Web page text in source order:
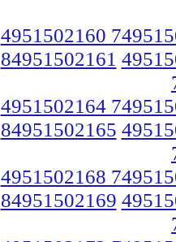
4951502160
84951502161
4951502164
84951502165
4951502168
84951502169